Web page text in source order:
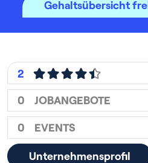
Gehaltsübersicht
2
0 JOBANGEBOTE
0 EVENTS
Unternehmensprofil